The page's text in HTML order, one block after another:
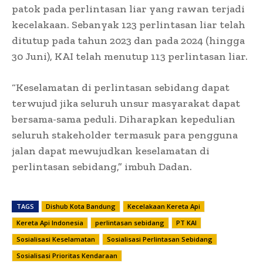
patok pada perlintasan liar yang rawan terjadi
kecelakaan. Sebanyak 123 perlintasan liar telah
ditutup pada tahun 2023 dan pada 2024 (hingga
30 Juni), KAI telah menutup 113 perlintasan liar.
“Keselamatan di perlintasan sebidang dapat
terwujud jika seluruh unsur masyarakat dapat
bersama-sama peduli. Diharapkan kepedulian
seluruh stakeholder termasuk para pengguna
jalan dapat mewujudkan keselamatan di
perlintasan sebidang,” imbuh Dadan.
TAGS Dishub Kota Bandung
Kecelakaan Kereta Api
Kereta Api Indonesia
perlintasan sebidang
PT KAI
Sosialisasi Keselamatan
Sosialisasi Perlintasan Sebidang
Sosialisasi Prioritas Kendaraan